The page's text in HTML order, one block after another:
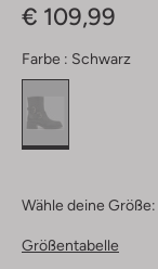
€ 109,99
Farbe : Schwarz
Wähle deine Größe:
Größentabelle